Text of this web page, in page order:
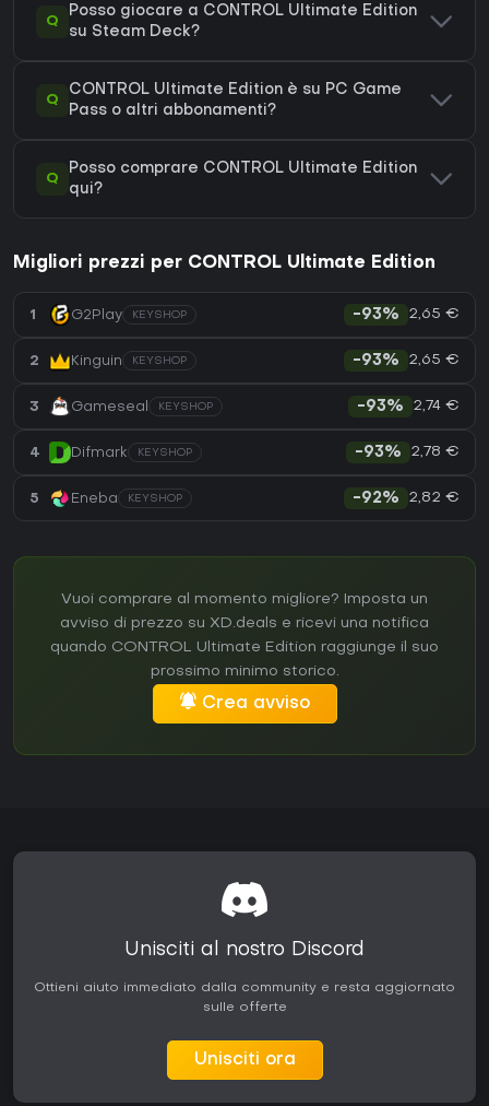
Q
Posso giocare a CONTROL Ultimate Edition
su Steam Deck?
Q
CONTROL Ultimate Edition è su PC Game
Pass o altri abbonamenti?
Q
Posso comprare CONTROL Ultimate Edition
qui?
Migliori prezzi per CONTROL Ultimate Edition
1 G2Play KEYSHOP -93% 2,65 €
2 Kinguin KEYSHOP -93% 2,65 €
3 Gameseal KEYSHOP -93% 2,74 €
4 Difmark KEYSHOP -93% 2,78 €
5 Eneba KEYSHOP -92% 2,82 €
Vuoi comprare al momento migliore? Imposta un
avviso di prezzo su XD.deals e ricevi una notifica
quando CONTROL Ultimate Edition raggiunge il suo
prossimo minimo storico.
Crea avviso
Unisciti al nostro Discord
Ottieni aiuto immediato dalla community e resta aggiornato
sulle offerte
Unisciti ora